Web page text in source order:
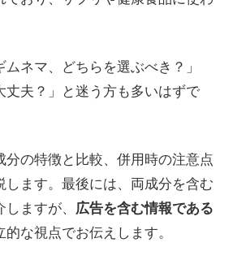
ネマ、どちらを選ぶべき？」
丈夫？」と迷う方も多いはずで
分の特徴と比較、併用時の注意点
します。最後には、両成分を含む
ますが、
広告を含む情報である
的な視点でお伝えします。